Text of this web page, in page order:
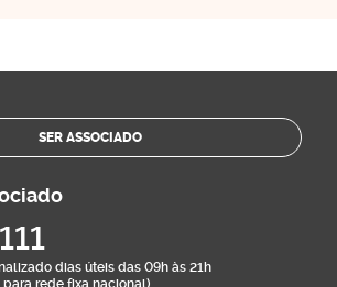
SER ASSOCIADO
dias úteis das 09h às 21h
rede fixa nacional)